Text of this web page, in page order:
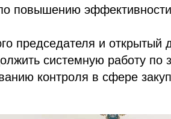
повышению эффективности
председателя и
системную работу
контроля в сфере